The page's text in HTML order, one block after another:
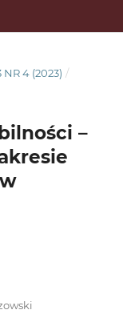
NR 4 (2023) /
–